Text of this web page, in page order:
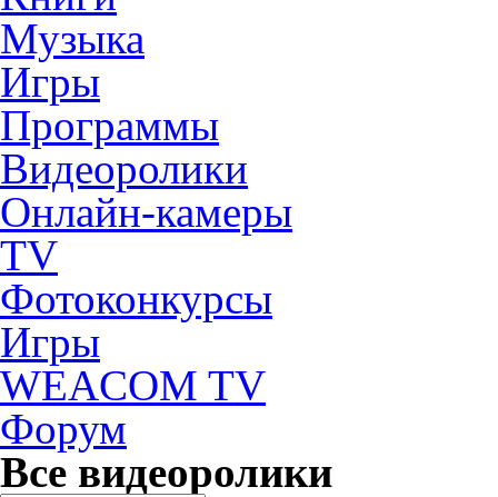
Музыка
Игры
Программы
Видеоролики
Онлайн-камеры
TV
Фотоконкурсы
Игры
WEACOM TV
Форум
Все видеоролики